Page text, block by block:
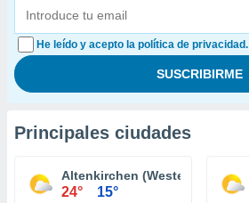
He leído y acepto la política de privacidad.
Principales ciudades
Altenkirchen (Westerwald)
24° 15°